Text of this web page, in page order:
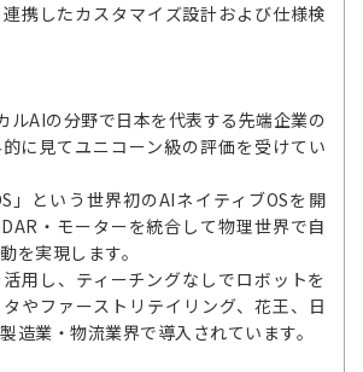
携したカスタマイズ設計および仕様検
AIの分野で日本を代表する先端企業の
に見てユニコーン級の評価を受けてい
」という世界初のAIネイティブOSを開
・モーターを統合して物理世界で自
を実現します。
用し、ティーチングなしでロボットを
やファーストリテイリング、花王、日
造業・物流業界で導入されています。